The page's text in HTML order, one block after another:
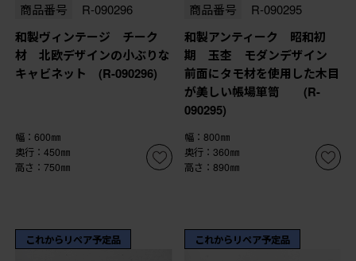
商品番号 R-090296
和製ヴィンテージ チーク
材 北欧デザインの小ぶりな
キャビネット (R-090296)
幅：600㎜
奥行：450㎜
高さ：750㎜
商品番号 R-090295
和製アンティーク 昭和初
期 玉杢 モダンデザイン
前面にタモ材を使用した木目
が美しい帳場箪笥 (R-
090295)
幅：800㎜
奥行：360㎜
高さ：890㎜
これからリペア予定品 これからリペア予定品